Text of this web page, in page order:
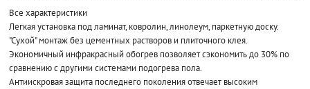
Все характеристики
Легкая установка под ламинат, ковролин, линолеум, паркетную доску.
"Сухой" монтаж без цементных растворов и плиточного клея.
Экономичный инфракрасный обогрев позволяет сэкономить до 30% по
сравнению с другими системами подогрева пола.
Антиискровая защита последнего поколения отвечает высоким